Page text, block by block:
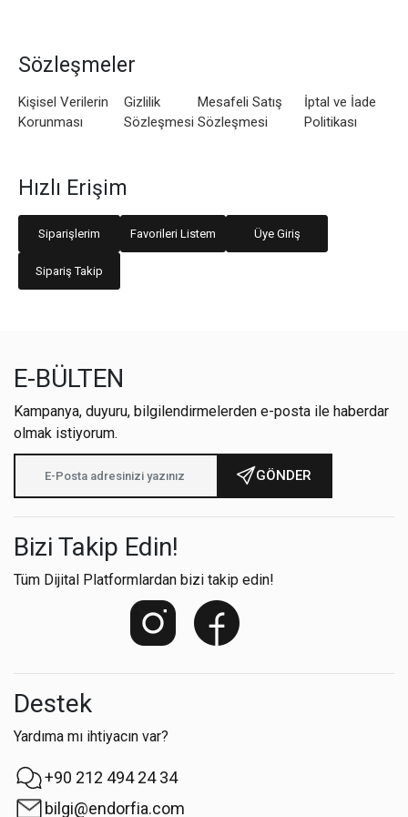
Sözleşmeler
Kişisel Verilerin
Korunması
Gizlilik
Sözleşmesi
Mesafeli Satış
Sözleşmesi
İptal ve İade
Politikası
Hızlı Erişim
Siparişlerim Favorileri Listem Üye Giriş
Sipariş Takip
E-BÜLTEN
Kampanya, duyuru, bilgilendirmelerden e-posta ile haberdar
olmak istiyorum.
GÖNDER
Bizi Takip Edin!
Tüm Dijital Platformlardan bizi takip edin!
Destek
Yardıma mı ihtiyacın var?
+90 212 494 24 34
bilgi@endorfia.com